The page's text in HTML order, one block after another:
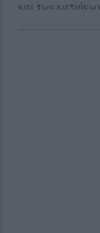
και των